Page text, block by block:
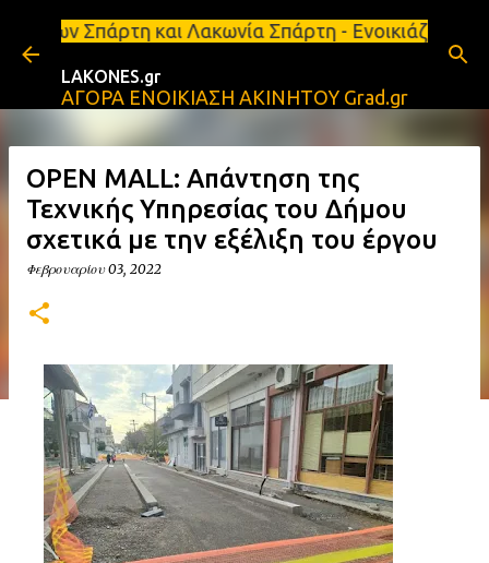
Μετάβαση στο κύριο περιεχόμενο
και Λακωνία Σπάρτη - Ενοικιάζεται
LAKONES.gr
ΑΓΟΡΑ ΕΝΟΙΚΙΑΣΗ ΑΚΙΝΗΤΟΥ Grad.gr
OPEN MALL: Απάντηση της
Τεχνικής Υπηρεσίας του Δήμου
σχετικά με την εξέλιξη του έργου
Φεβρουαρίου 03, 2022